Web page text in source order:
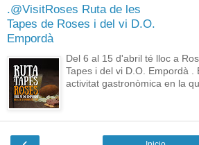
.@VisitRoses Ruta de les
Tapes de Roses i del vi D.O.
Empordà
Del 6 al 15 d'abril té lloc a
Tapes i del vi D.O. Empordà .
activitat gastronòmica en la